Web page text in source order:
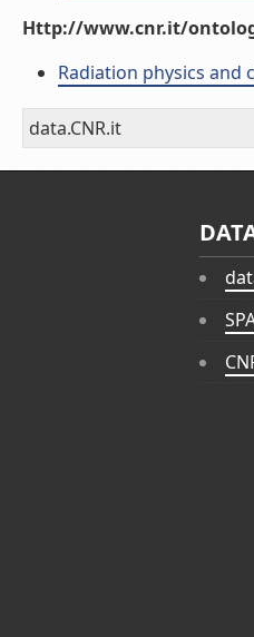
Http://www.cnr.it/
Radiation physics and
data.CNR.it